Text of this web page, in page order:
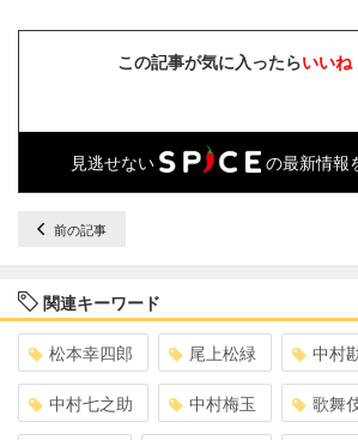
この記事が気に入ったらいいね
見逃せない の最新情報
前の記事
関連キーワード
松本幸四郎 尾上松緑 中村
中村七之助 中村梅玉 歌舞